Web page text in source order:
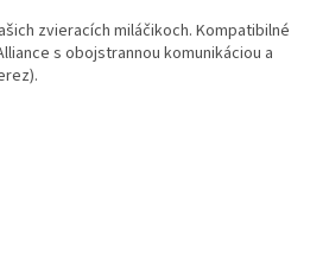
zvieracích miláčikoch. Kompatibilné
s obojstrannou komunikáciou a